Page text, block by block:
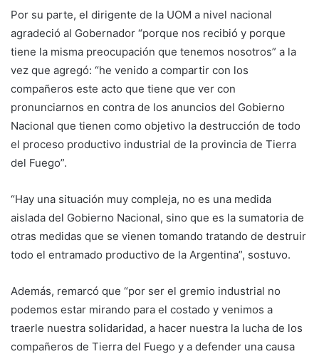
Por su parte, el dirigente de la UOM a nivel nacional
agradeció al Gobernador “porque nos recibió y porque
tiene la misma preocupación que tenemos nosotros” a la
vez que agregó: “he venido a compartir con los
compañeros este acto que tiene que ver con
pronunciarnos en contra de los anuncios del Gobierno
Nacional que tienen como objetivo la destrucción de todo
el proceso productivo industrial de la provincia de Tierra
del Fuego”.
“Hay una situación muy compleja, no es una medida
aislada del Gobierno Nacional, sino que es la sumatoria de
otras medidas que se vienen tomando tratando de destruir
todo el entramado productivo de la Argentina”, sostuvo.
Además, remarcó que “por ser el gremio industrial no
podemos estar mirando para el costado y venimos a
traerle nuestra solidaridad, a hacer nuestra la lucha de los
compañeros de Tierra del Fuego y a defender una causa